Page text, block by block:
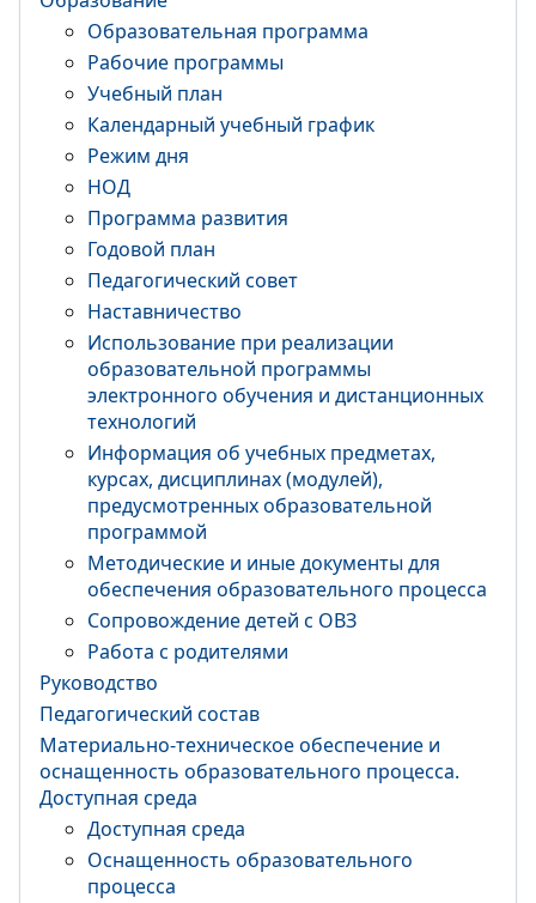
Образовательная программа
Рабочие программы
Учебный план
Календарный учебный график
Режим дня
НОД
Программа развития
Годовой план
Педагогический совет
Наставничество
Использование при реализации
образовательной программы
электронного обучения и дистанционных
технологий
Информация об учебных предметах,
курсах, дисциплинах (модулей),
предусмотренных образовательной
программой
Методические и иные документы для
обеспечения образовательного процесса
Сопровождение детей с ОВЗ
Работа с родителями
Руководство
Педагогический состав
Материально-техническое обеспечение и
оснащенность образовательного процесса.
Доступная среда
Доступная среда
Оснащенность образовательного
процесса